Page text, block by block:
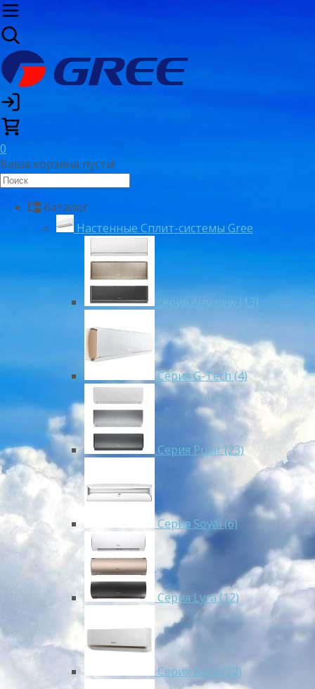
0
Ваша корзина пуста!
Каталог
Настенные Сплит-системы Gree
серия Airy new (13)
Серия G-Tech (4)
Серия Pular (23)
Cерия Soyal (6)
Серия Lyra (12)
Серия Bora (12)